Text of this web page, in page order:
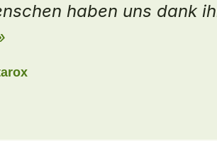
entstanden. Wir
voller Begegnungen
der Authentizität.